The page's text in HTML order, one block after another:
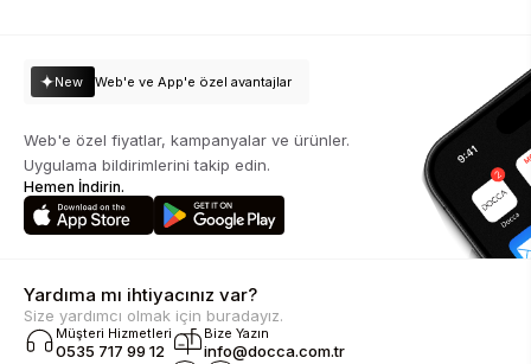
New Web'e ve App'e özel avantajlar
Web'e özel fiyatlar, kampanyalar ve ürünler.
Uygulama bildirimlerini takip edin.
Hemen İndirin.
Yardıma mı ihtiyacınız var?
Size yardımcı olmak için buradayız.
Müşteri Hizmetleri
0535 717 99 12
Bize Yazın
info@docca.com.tr